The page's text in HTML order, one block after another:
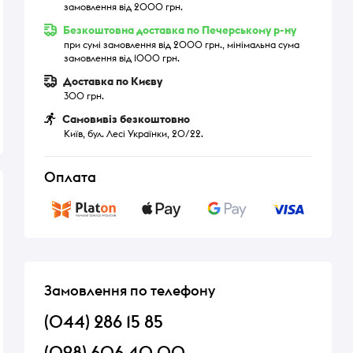
замовлення від 2000 грн.
Безкоштовна доставка по Печерському р-ну
при сумі замовлення від 2000 грн., мінімальна сума
замовлення від 1000 грн.
Доставка по Києву
300 грн.
Самовивіз безкоштовно
Київ, бул. Лесі Українки, 20/22.
Оплата
Замовлення по телефону
(044) 286 15 85